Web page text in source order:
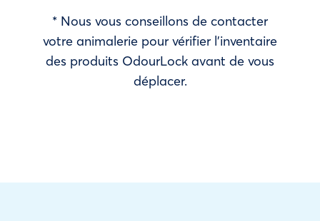
* Nous vous conseillons de contacter
votre animalerie pour vérifier l’inventaire
des produits OdourLock avant de vous
déplacer.